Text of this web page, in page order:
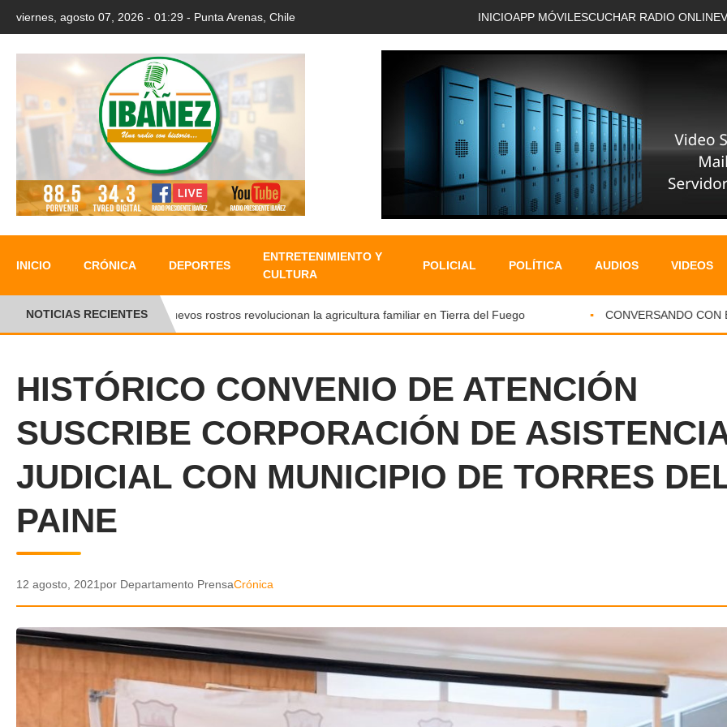
viernes, agosto 07, 2026 - 01:29 - Punta Arenas, Chile INICIOAPP MÓVIL ESCUCHAR RADIO ONLINE
INICIO CRÓNICA DEPORTES
ENTRETENIMIENTO Y
CULTURA
POLICIAL POLÍTICA AUDIOS VIDEOS
NOTICIAS RECIENTESNuevos rostros revolucionan la agricultura familiar en Tierra del Fuego CONVERSANDO CON EL
HISTÓRICO CONVENIO DE ATENCIÓN
SUSCRIBE CORPORACIÓN DE
JUDICIAL CON MUNICIPIO DE TORRES
PAINE
12 agosto, 2021 por Departamento PrensaCrónica